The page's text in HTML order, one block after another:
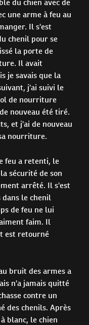
du chien avec de
une arme à feu au
Il s'est
chenil pour se
la porte de
Il avait
je savais que la
j'ai suivi le
de nourriture
nouveau été tiré.
et j'ai de nouveau
nourriture.
feu a retenti, le
sécurité de son
arrêté. Il s'est
le chenil
de feu ne lui
faim. Il
est retourné
bruit des armes a
n'a jamais quitté
contre un
des chenils. Après
blanc, le chien